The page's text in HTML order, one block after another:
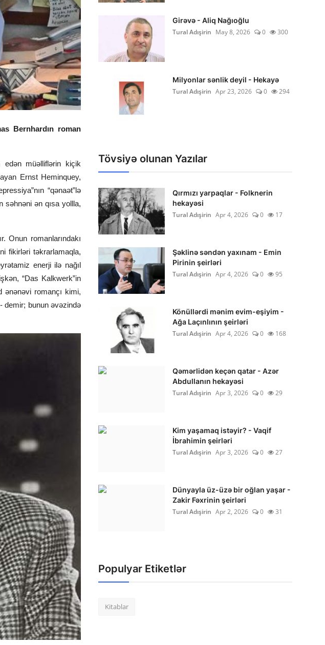
Bernhardın roman
edən müəlliflərin kiçik
Ernst Heminquey,
“qənaət”lə
səhnəni ən qısa yollla,
Onun romanlarındakı
fikirləri təkrarlamaqla,
enerji ilə nağıl
“Das Kalkwerk”in
ənənəvi romançı kimi,
demir; bunun əvəzində
Girəvə - Aliq Nağıoğlu
Tural Adışirin May 8, 2026 0 300
Milyonlar sənlik deyil - Hekayə
Tural Adışirin Apr 23, 2026 0 294
Tövsiyə olunan Yazılar
Qırmızı yarpaqlar - Folknerin
hekayəsi
Tural Adışirin Apr 4, 2026 0 17
Şəklinə səndən yaxınam - Emin
Pirinin şeirləri
Tural Adışirin Apr 4, 2026 0 95
Könüllərdi mənim evim-eşiyim -
Ağa Laçınlının şeirləri
Tural Adışirin Apr 4, 2026 0 168
Qəmərlidən keçən qatar - Azər
Abdullanın hekayəsi
Tural Adışirin Apr 3, 2026 0 29
Kim yaşamaq istəyir? - Vaqif
İbrahimin şeirləri
Tural Adışirin Apr 3, 2026 0 27
Dünyayla üz-üzə bir oğlan yaşar -
Zakir Fəxrinin şeirləri
Tural Adışirin Apr 2, 2026 0 31
Populyar Etiketlər
Kitablar